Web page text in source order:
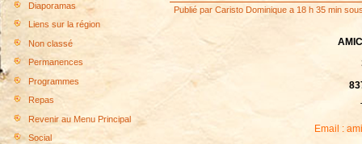
Diaporamas
Liens sur la région
Non classé
Permanences
Programmes
Repas
Revenir au Menu Principal
Social
Publié par Caristo Dominique a 18 h 35 min
Email :